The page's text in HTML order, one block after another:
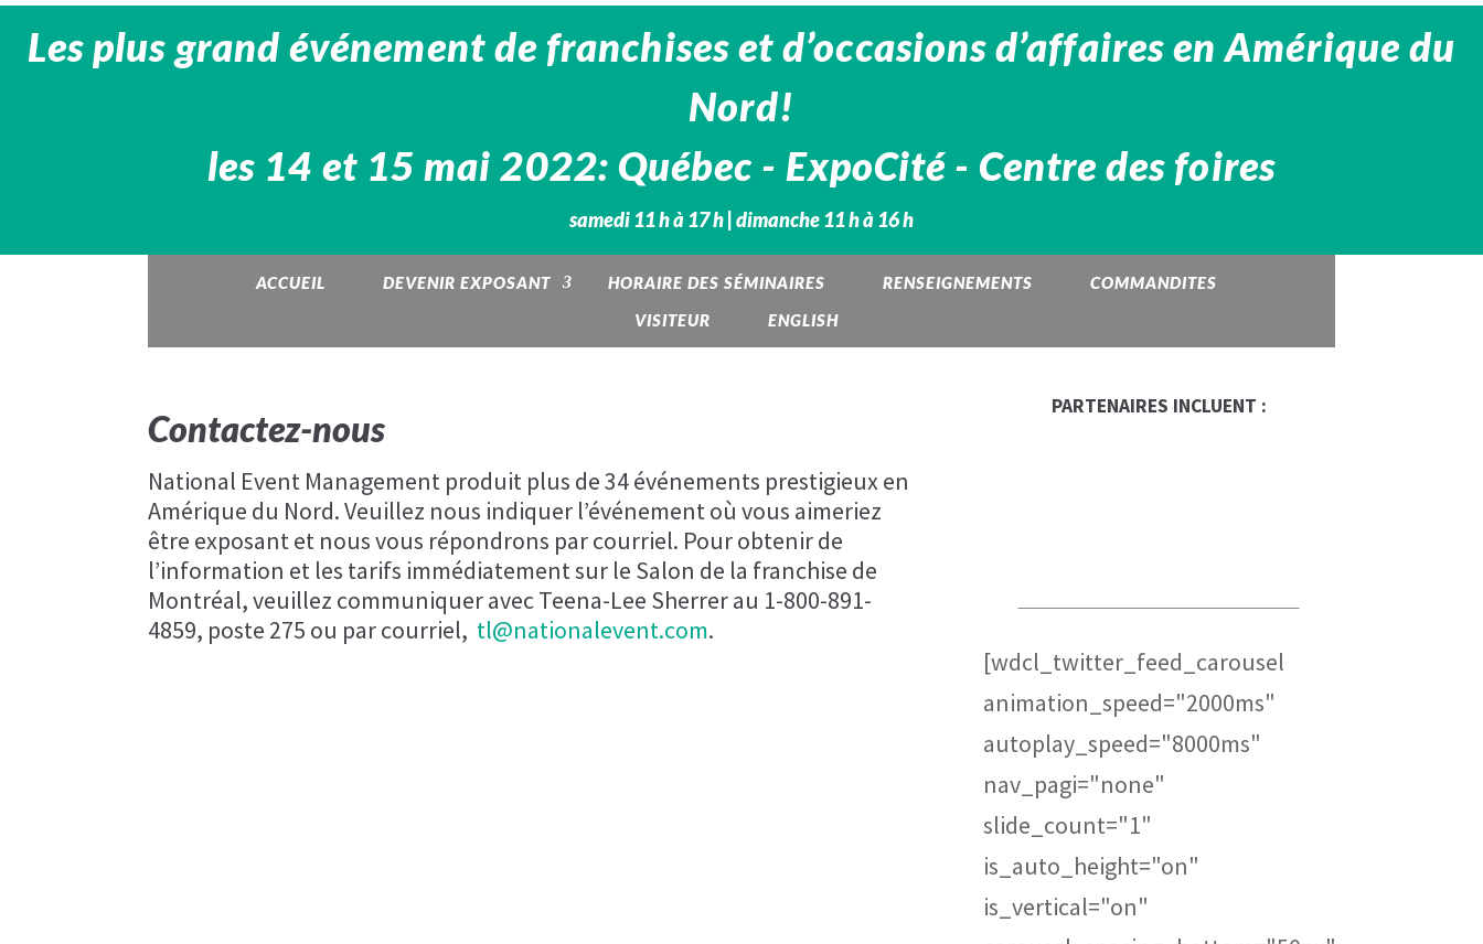
Les plus grand événement de franchises et d’occasions d’affaires en Amérique du
Nord!
les 14 et 15 mai 2022: Québec - ExpoCité - Centre des foires
samedi 11 h à 17 h | dimanche 11 h à 16 h
ACCUEIL DEVENIR EXPOSANT HORAIRE DES SÉMINAIRES RENSEIGNEMENTS
COMMANDITES
VISITEUR
ENGLISH
Contactez-nous
National Event Management produit plus de 34 événements prestigieux en
Amérique du Nord. Veuillez nous indiquer l’événement où vous aimeriez
être exposant et nous vous répondrons par courriel. Pour obtenir de
l’information et les tarifs immédiatement sur le Salon de la franchise de
Montréal, veuillez communiquer avec Teena-Lee Sherrer au 1-800-891-
4859, poste 275 ou par courriel, tl@nationalevent.com.
PARTENAIRES INCLUENT :
[wdcl_twitter_feed_carousel
animation_speed="2000ms"
autoplay_speed="8000ms"
nav_pagi="none"
slide_count="1"
is_auto_height="on"
is_vertical="on"